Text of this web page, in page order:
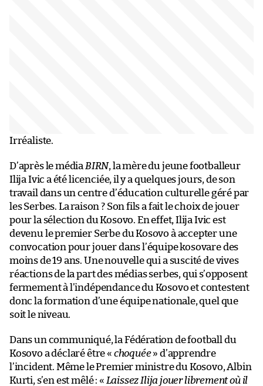
Irréaliste.
D’après le média BIRN, la mère du jeune footballeur
Ilija Ivic a été licenciée, il y a quelques jours, de son
travail dans un centre d’éducation culturelle géré par
les Serbes. La raison ? Son fils a fait le choix de jouer
pour la sélection du Kosovo. En effet, Ilija Ivic est
devenu le premier Serbe du Kosovo à accepter une
convocation pour jouer dans l’équipe kosovare des
moins de 19 ans. Une nouvelle qui a suscité de vives
réactions de la part des médias serbes, qui s’opposent
fermement à l’indépendance du Kosovo et contestent
donc la formation d’une équipe nationale, quel que
soit le niveau.
Dans un communiqué, la Fédération de football du
Kosovo a déclaré être « choquée» d’apprendre
l’incident. Même le Premier ministre du Kosovo, Albin
Kurti, s’en est mêlé : « Laissez Ilija jouer librement où il